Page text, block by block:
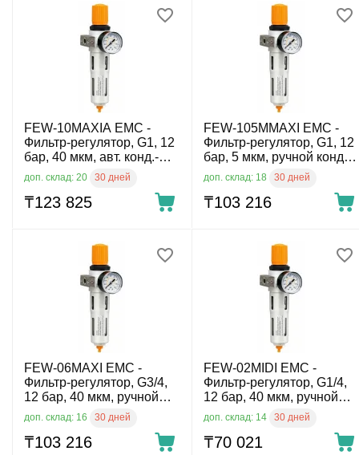
FEW-10MAXIA EMC -
Фильтр-регулятор, G1, 12
бар, 40 мкм, авт. конд.-
доп. склад: 20 30 дней
₸123 825
FEW-105MMAXI EMC -
Фильтр-регулятор, G1, 12
бар, 5 мкм, ручной конд.-
доп. склад: 18 30 дней
₸103 216
FEW-06MAXI EMC -
Фильтр-регулятор, G3/4,
12 бар, 40 мкм, ручной
конд.-отвод
доп. склад: 16 30 дней
₸103 216
FEW-02MIDI EMC -
Фильтр-регулятор, G1/4,
12 бар, 40 мкм, ручной
конд.-отвод
доп. склад: 14 30 дней
₸70 021